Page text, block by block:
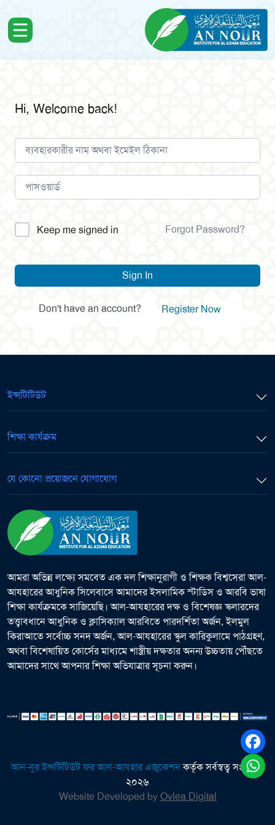
Hi, Welcome back!
Alternative:
Keep me signed in Forgot Password?
Sign In
Don't have an account? Register Now
ইন্সটিটিউট
শিক্ষা কার্যক্রম
যে কোনো প্রয়োজনে যোগাযোগ
আমরা অভিন্ন লক্ষ্যে সমবেত এক দল শিক্ষানুরাগী ও শিক্ষক বিশ্বসেরা আল-
আযহারের আধুনিক সিলেবাসে আমাদের ইসলামিক স্টাডিস ও আরবি ভাষা
শিক্ষা কার্যক্রমকে সাজিয়েছি। আল-আযহারের দক্ষ ও বিশেষজ্ঞ স্কলারদের
তত্ত্বাবধানে আধুনিক ও ক্লাসিক্যাল আরবিতে পারদর্শিতা অর্জন, ইলমুল
কিরাআতে সর্বোচ্চ সনদ অর্জন, আল-আযহারের স্কুল কারিকুলামে পাঠগ্রহণ,
অথবা বিশেষায়িত কোর্সের মাধ্যমে শাস্ত্রীয় দক্ষতার অনন্য উচ্চতায় পৌঁছতে
আমাদের সাথে আপনার শিক্ষা অভিযাত্রার সূচনা করুন।
আন-নুর ইন্সটিটিউট ফর আল-আযহার এজুকেশনকর্তৃক সর্বস্বত্ব সংরক্ষিত
২০২৬
Website Developed byOvlea Digital